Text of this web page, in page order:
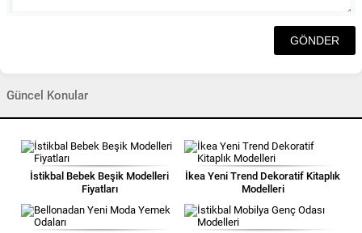
Güncel Konular
İstikbal Bebek Beşik Modelleri
Fiyatları
İkea Yeni Trend Dekoratif Kitaplık
Modelleri